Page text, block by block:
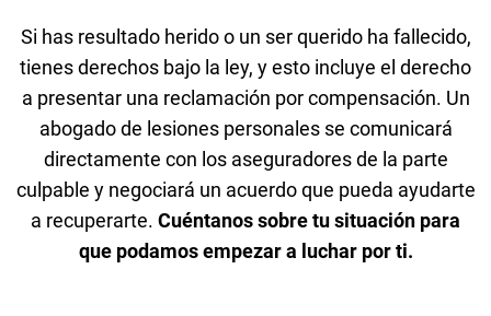
Si has resultado herido o un ser querido ha fallecido,
tienes derechos bajo la ley, y esto incluye el derecho
a presentar una reclamación por compensación. Un
abogado de lesiones personales se comunicará
directamente con los aseguradores de la parte
culpable y negociará un acuerdo que pueda ayudarte
a recuperarte. Cuéntanos sobre tu situación para
que podamos empezar a luchar por ti.